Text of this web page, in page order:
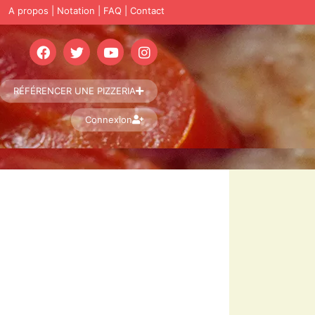
A propos Notation FAQ Contact
RÉFÉRENCER UNE PIZZERIA
Connexion